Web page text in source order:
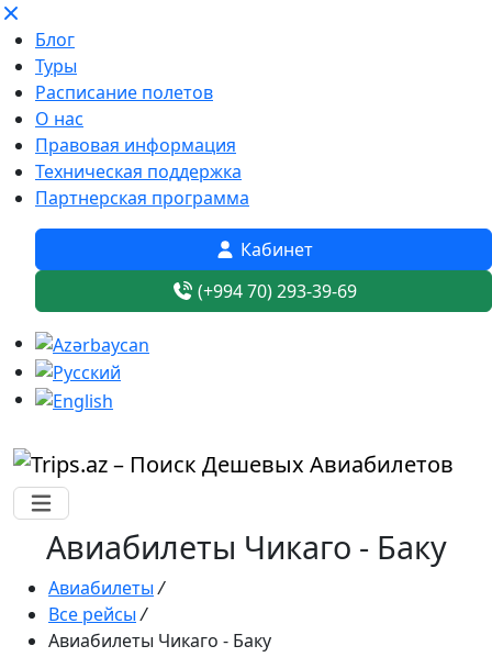
Блог
Туры
Расписание полетов
О нас
Правовая информация
Техническая поддержка
Партнерская программа
Кабинет
(+994 70) 293-39-69
Авиабилеты Чикаго - Баку
Авиабилеты /
Все рейсы /
Авиабилеты Чикаго - Баку